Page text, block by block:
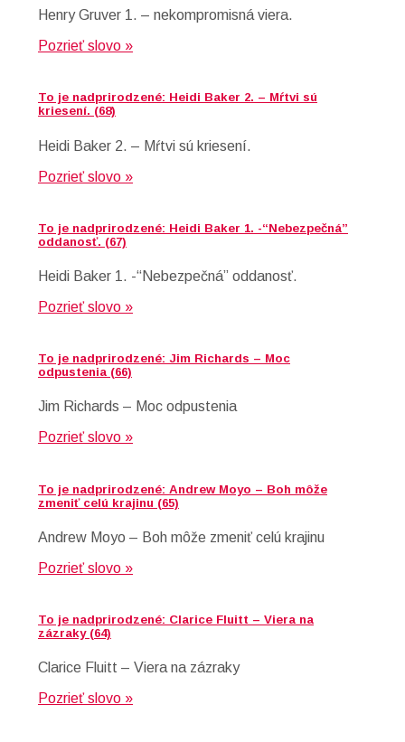
Henry Gruver 1. – nekompromisná viera.
Pozrieť slovo »
To je nadprirodzené: Heidi Baker 2. – Mŕtvi sú
kriesení. (68)
Heidi Baker 2. – Mŕtvi sú kriesení.
Pozrieť slovo »
To je nadprirodzené: Heidi Baker 1. -“Nebezpečná”
oddanosť. (67)
Heidi Baker 1. -“Nebezpečná” oddanosť.
Pozrieť slovo »
To je nadprirodzené: Jim Richards – Moc
odpustenia (66)
Jim Richards – Moc odpustenia
Pozrieť slovo »
To je nadprirodzené: Andrew Moyo – Boh môže
zmeniť celú krajinu (65)
Andrew Moyo – Boh môže zmeniť celú krajinu
Pozrieť slovo »
To je nadprirodzené: Clarice Fluitt – Viera na
zázraky (64)
Clarice Fluitt – Viera na zázraky
Pozrieť slovo »